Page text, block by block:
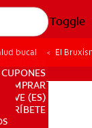
Toggle
PRODUCTOS
CUPONES
VE (ES)
bucal El